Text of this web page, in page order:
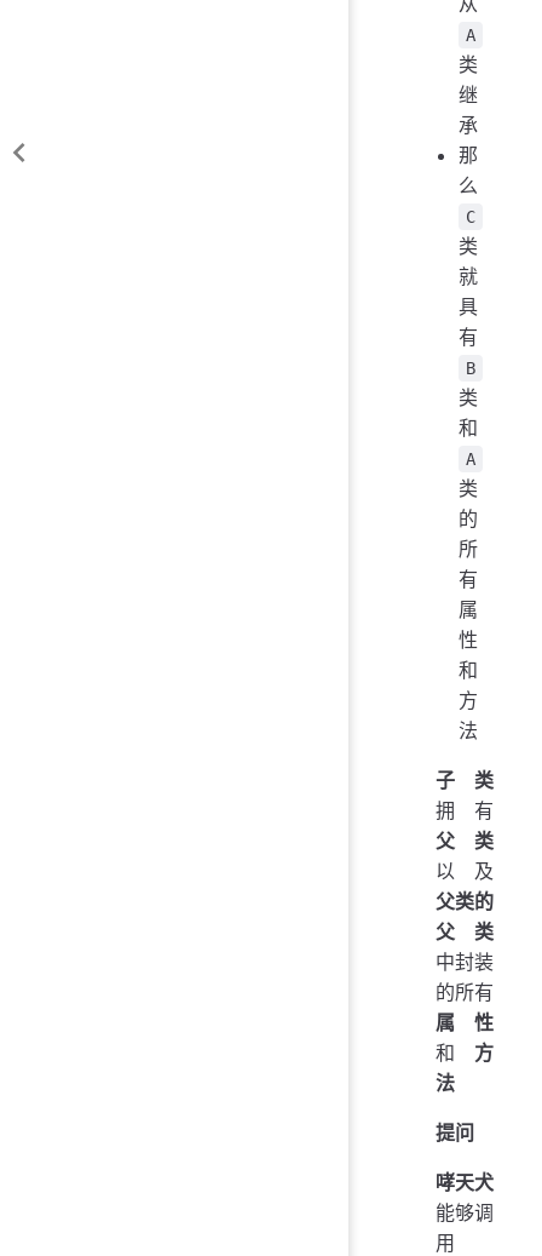
A
类
继
承
那
么
C
类
就
具
有
B
类
和
A
类
的
所
有
属
性
和
方
法
子类
拥有
父类
以及
父类的
父类
中封装
的所有
属性
和 方
法
提问
哮天犬
能够调
用